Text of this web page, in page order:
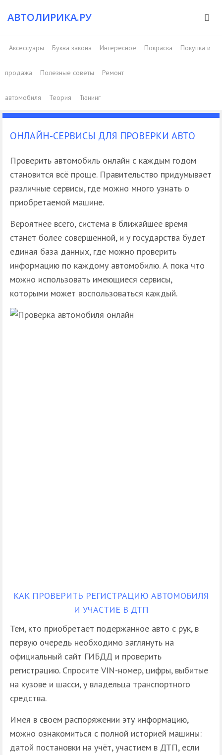
АВТОЛИРИКА.РУ
Аксессуары Буква закона Интересное Покраска Покупка и
продажа Полезные советы Ремонт
автомобиля Теория Тюнинг
ОНЛАЙН-СЕРВИСЫ ДЛЯ ПРОВЕРКИ АВТО
Проверить автомобиль онлайн с каждым годом
становится всё проще. Правительство придумывает
различные сервисы, где можно много узнать о
приобретаемой машине.
Вероятнее всего, система в ближайшее время
станет более совершенной, и у государства будет
единая база данных, где можно проверить
информацию по каждому автомобилю. А пока что
можно использовать имеющиеся сервисы,
которыми может воспользоваться каждый.
КАК ПРОВЕРИТЬ РЕГИСТРАЦИЮ АВТОМОБИЛЯ
И УЧАСТИЕ В ДТП
Тем, кто приобретает подержанное авто с рук, в
первую очередь необходимо заглянуть на
официальный сайт ГИБДД и проверить
регистрацию. Спросите VIN-номер, цифры, выбитые
на кузове и шасси, у владельца транспортного
средства.
Имея в своем распоряжении эту информацию,
можно ознакомиться с полной историей машины:
датой постановки на учёт, участием в ДТП, если